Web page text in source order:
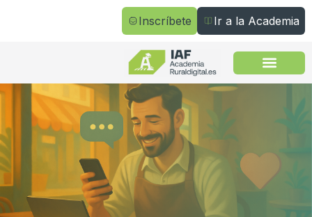
Inscríbete Ir a la Academia